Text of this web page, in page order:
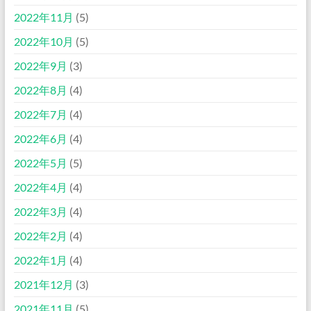
2022年11月 (5)
2022年10月 (5)
2022年9月 (3)
2022年8月 (4)
2022年7月 (4)
2022年6月 (4)
2022年5月 (5)
2022年4月 (4)
2022年3月 (4)
2022年2月 (4)
2022年1月 (4)
2021年12月 (3)